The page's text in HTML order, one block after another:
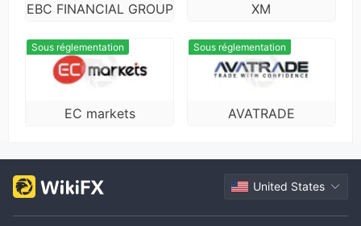
EBC FINANCIAL GROUP XM
Sous réglementation
EC markets
Sous réglementation
AVATRADE
United States